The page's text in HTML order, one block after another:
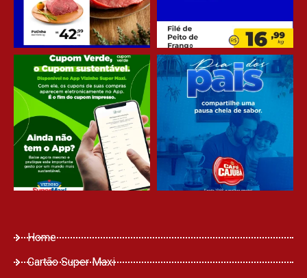
Home
Cartão Super Maxi